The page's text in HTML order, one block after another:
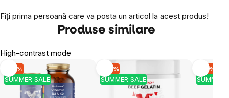
Fiţi prima persoană care va posta un articol la acest produs!
Produse similare
High-contrast mode
SUMMER SALE
-10 %
SUMMER SALE
-10 %
SUMMER
-10 %